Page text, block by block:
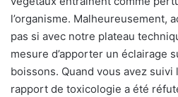
l’organisme. Malheureusement,
pas si avec notre plateau
mesure d’apporter un éclairage
boissons. Quand vous avez
rapport de toxicologie a été